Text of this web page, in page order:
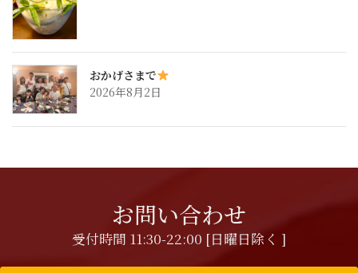
おかげさまで
2026年8月2日
お問い合わせ
受付時間 11:30-22:00 [日曜日除く ]